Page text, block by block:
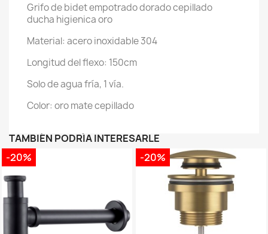
Grifo de bidet empotrado dorado cepillado
ducha higienica oro
Material: acero inoxidable 304
Longitud del flexo: 150cm
Solo de agua fría, 1 vía.
Color: oro mate cepillado
TAMBIÉN PODRÍA INTERESARLE
-20% -20%